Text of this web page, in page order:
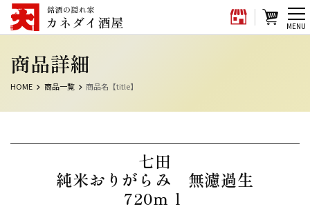
商品詳細
HOME 商品一覧 商品名【title】
七田
純米おりがらみ 無濾過生
720ｍｌ
メ
MENU